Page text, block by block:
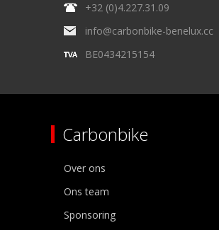
+32 (0)4.227.31.09
info@carbonbike-benelux.cc
BE0434215154
Carbonbike
Over ons
Ons team
Sponsoring